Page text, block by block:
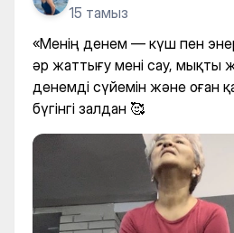
15 тамыз
«Менің денем — күш пен
әр жаттығу мені сау, мықты
денемді сүйемін және оған
бүгінгі залдан 🥰